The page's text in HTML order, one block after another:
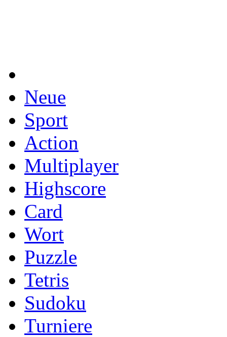
Neue
Sport
Action
Multiplayer
Highscore
Card
Wort
Puzzle
Tetris
Sudoku
Turniere